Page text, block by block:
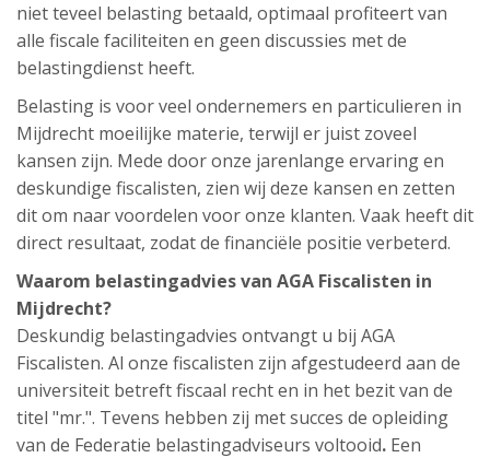
niet teveel belasting betaald, optimaal profiteert van
alle fiscale faciliteiten en geen discussies met de
belastingdienst heeft.
Belasting is voor veel ondernemers en particulieren in
Mijdrecht moeilijke materie, terwijl er juist zoveel
kansen zijn. Mede door onze jarenlange ervaring en
deskundige fiscalisten, zien wij deze kansen en zetten
dit om naar voordelen voor onze klanten. Vaak heeft dit
direct resultaat, zodat de financiële positie verbeterd.
Waarom belastingadvies van AGA Fiscalisten in
Mijdrecht?
Deskundig belastingadvies ontvangt u bij AGA
Fiscalisten. Al onze fiscalisten zijn afgestudeerd aan de
universiteit betreft fiscaal recht en in het bezit van de
titel "mr.". Tevens hebben zij met succes de opleiding
van de Federatie belastingadviseurs voltooid. Een